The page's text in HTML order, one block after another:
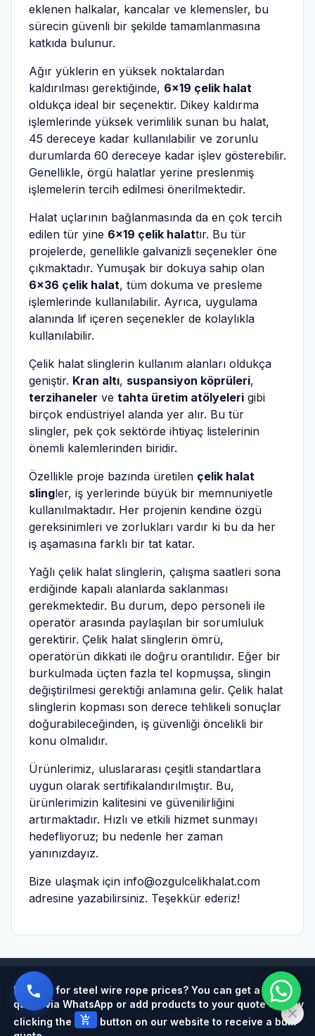
eklenen halkalar, kancalar ve klemensler, bu
sürecin güvenli bir şekilde tamamlanmasına
katkıda bulunur.
Ağır yüklerin en yüksek noktalardan
kaldırılması gerektiğinde, 6x19 çelik halat
oldukça ideal bir seçenektir. Dikey kaldırma
işlemlerinde yüksek verimlilik sunan bu halat,
45 dereceye kadar kullanılabilir ve zorunlu
durumlarda 60 dereceye kadar işlev gösterebilir.
Genellikle, örgü halatlar yerine preslenmiş
işlemelerin tercih edilmesi önerilmektedir.
Halat uçlarının bağlanmasında da en çok tercih
edilen tür yine 6x19 çelik halattır. Bu tür
projelerde, genellikle galvanizli seçenekler öne
çıkmaktadır. Yumuşak bir dokuya sahip olan
6x36 çelik halat, tüm dokuma ve presleme
işlemlerinde kullanılabilir. Ayrıca, uygulama
alanında lif içeren seçenekler de kolaylıkla
kullanılabilir.
Çelik halat slinglerin kullanım alanları oldukça
geniştir. Kran altı, suspansiyon köprüleri,
terzihaneler ve tahta üretim atölyeleri gibi
birçok endüstriyel alanda yer alır. Bu tür
slingler, pek çok sektörde ihtiyaç listelerinin
önemli kalemlerinden biridir.
Özellikle proje bazında üretilen çelik halat
slingler, iş yerlerinde büyük bir memnuniyetle
kullanılmaktadır. Her projenin kendine özgü
gereksinimleri ve zorlukları vardır ki bu da her
iş aşamasına farklı bir tat katar.
Yağlı çelik halat slinglerin, çalışma saatleri sona
erdiğinde kapalı alanlarda saklanması
gerekmektedir. Bu durum, depo personeli ile
operatör arasında paylaşılan bir sorumluluk
gerektirir. Çelik halat slinglerin ömrü,
operatörün dikkati ile doğru orantılıdır. Eğer bir
burkulmada üçten fazla tel kopmuşsa, slingin
değiştirilmesi gerektiği anlamına gelir. Çelik halat
slinglerin kopması son derece tehlikeli sonuçlar
doğurabileceğinden, iş güvenliği öncelikli bir
konu olmalıdır.
Ürünlerimiz, uluslararası çeşitli standartlara
uygun olarak sertifikalandırılmıştır. Bu,
ürünlerimizin kalitesini ve güvenilirliğini
artırmaktadır. Hızlı ve etkili hizmet sunmayı
hedefliyoruz; bu nedenle her zaman
yanınızdayız.
Bize ulaşmak için info@ozgulcelikhalat.com
adresine yazabilirsiniz. Teşekkür ederiz!
Looking for steel wire rope prices? You can get a quick
quote via WhatsApp or add products to your quote cart by
clicking the
add_shopping_cart
button on our website to receive a bulk